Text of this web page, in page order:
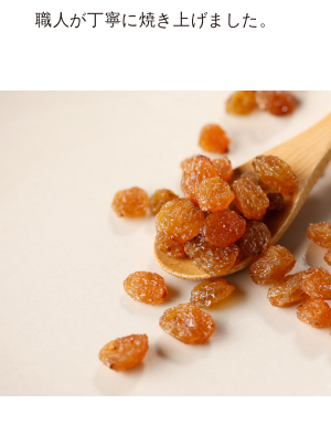
職人が丁寧に焼き上げました。